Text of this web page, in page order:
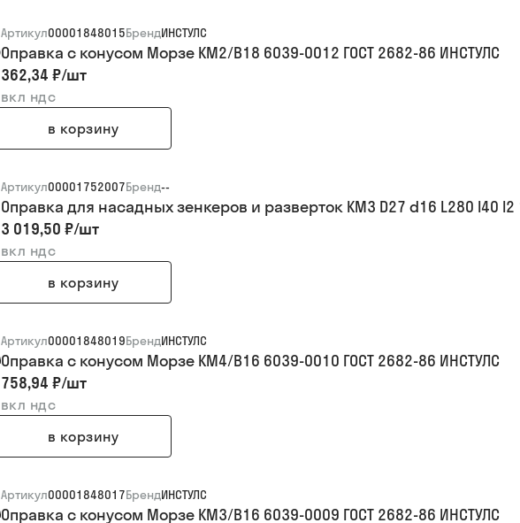
Артикул00001848015БрендИНСТУЛС
Оправка с конусом Морзе КМ2/В18 6039-0012 ГОСТ 2682-86 ИНСТУЛС
362,34 ₽/шт
вкл ндс
в корзину
Артикул00001752007Бренд--
Оправка для насадных зенкеров и разверток КМ3 D27 d16 L280 l40 l2
3 019,50 ₽/шт
вкл ндс
в корзину
Артикул00001848019БрендИНСТУЛС
Оправка с конусом Морзе КМ4/В16 6039-0010 ГОСТ 2682-86 ИНСТУЛС
758,94 ₽/шт
вкл ндс
в корзину
Артикул00001848017БрендИНСТУЛС
Оправка с конусом Морзе КМ3/В16 6039-0009 ГОСТ 2682-86 ИНСТУЛС